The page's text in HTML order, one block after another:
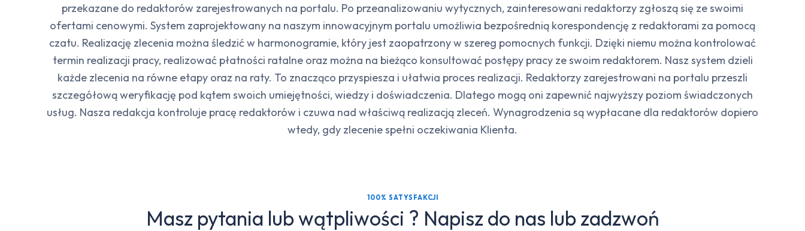
przekazane do redaktorów zarejestrowanych na portalu. Po przeanalizowaniu wytycznych, zainteresowani redaktorzy zgłoszą się ze swoimi
ofertami cenowymi. System zaprojektowany na naszym innowacyjnym portalu umożliwia bezpośrednią korespondencję z redaktorami za pomocą
czatu. Realizację zlecenia można śledzić w harmonogramie, który jest zaopatrzony w szereg pomocnych funkcji. Dzięki niemu można kontrolować
termin realizacji pracy, realizować płatności ratalne oraz można na bieżąco konsultować postępy pracy ze swoim redaktorem. Nasz system dzieli
każde zlecenia na równe etapy oraz na raty. To znacząco przyspiesza i ułatwia proces realizacji. Redaktorzy zarejestrowani na portalu przeszli
szczegółową weryfikację pod kątem swoich umiejętności, wiedzy i doświadczenia. Dlatego mogą oni zapewnić najwyższy poziom świadczonych
usług. Nasza redakcja kontroluje pracę redaktorów i czuwa nad właściwą realizacją zleceń. Wynagrodzenia są wypłacane dla redaktorów dopiero
wtedy, gdy zlecenie spełni oczekiwania Klienta.
100% SATYSFAKCJI
Masz pytania lub wątpliwości ? Napisz do nas lub zadzwoń